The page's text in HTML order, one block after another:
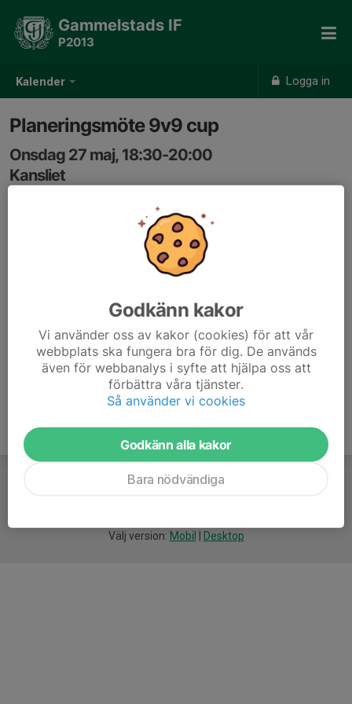
Kalender Logga in
Gammelstads IF
P2013
Planeringsmöte 9v9 cup
Onsdag 27 maj, 18:30-20:00
Kansliet
Välj version: Mobil Desktop
Godkänn kakor
Vi använder oss av kakor (cookies) för att vår
webbplats ska fungera bra för dig. De används
även för webbanalys i syfte att hjälpa oss att
förbättra våra tjänster.
Så använder vi cookies
Godkänn alla kakor
Bara nödvändiga